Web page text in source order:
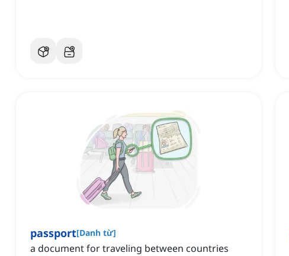
passport[Danh từ]
a document for traveling between countries